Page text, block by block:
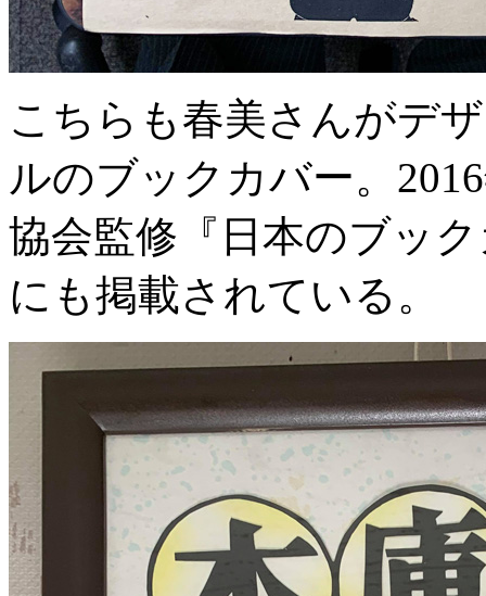
こちらも春美さんがデ
ルのブックカバー。
協会監修『日本のブッ
にも掲載されている。